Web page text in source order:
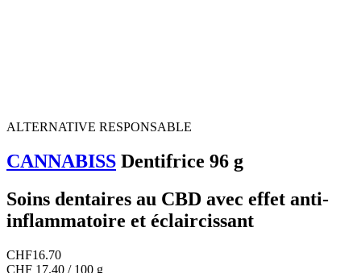
ALTERNATIVE RESPONSABLE
CANNABISS Dentifrice 96 g
Soins dentaires au CBD avec effet anti-
inflammatoire et éclaircissant
CHF16.70
CHF 17.40 / 100 g